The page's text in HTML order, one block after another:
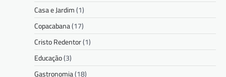
Casa e Jardim(1)
Copacabana(17)
Cristo Redentor(1)
Educação(3)
Gastronomia(18)